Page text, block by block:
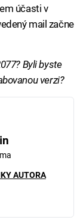
účasti v
mail začne
Byli byste
verzi?
AUTORA